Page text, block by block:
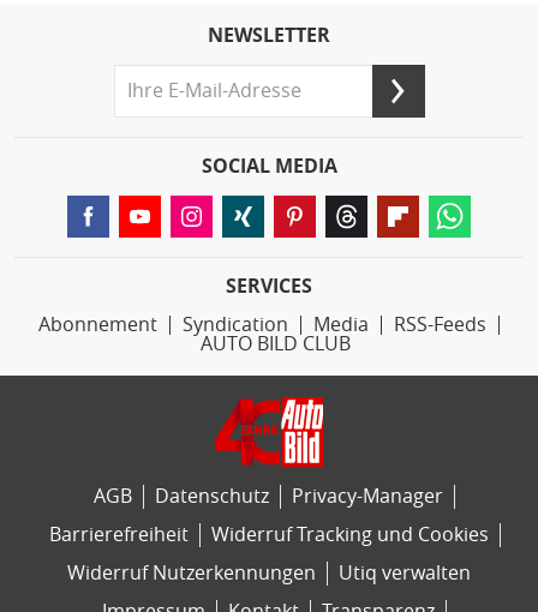
NEWSLETTER
SOCIAL MEDIA
SERVICES
Abonnement
Syndication Media
RSS-Feeds
AUTO BILD CLUB
AGB Datenschutz
Privacy-Manager
Barrierefreiheit
Widerruf Tracking und Cookies
Widerruf Nutzerkennungen
Utiq verwalten